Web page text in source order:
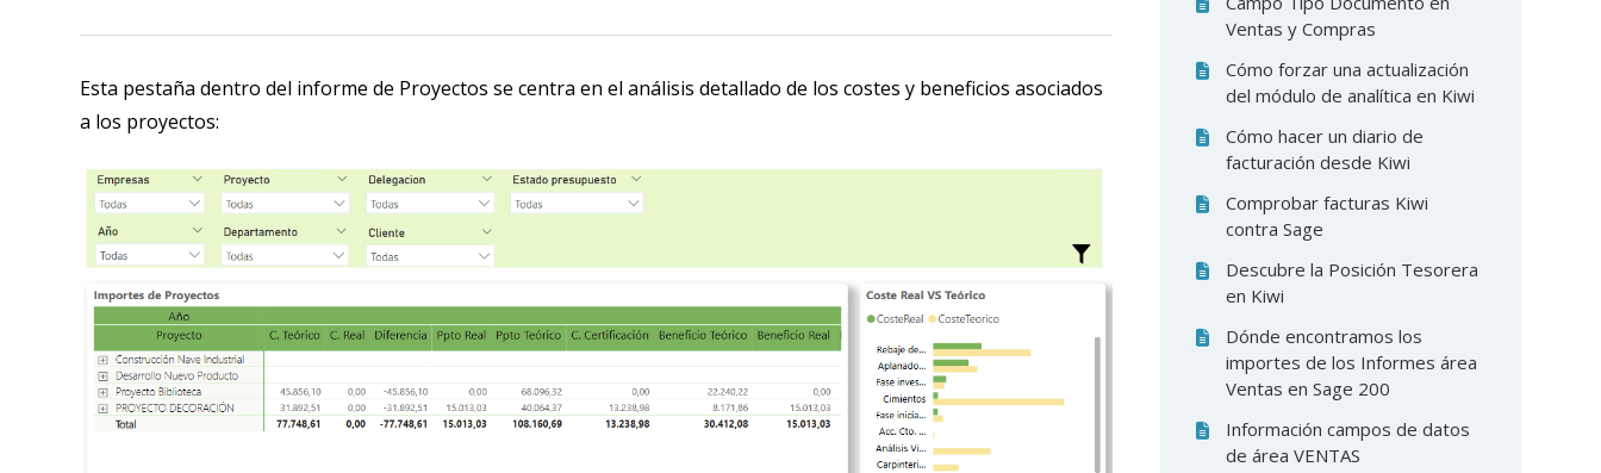
Ventas y Compras
Cómo forzar una actualización
del módulo de analítica en Kiwi
Cómo hacer un diario de
facturación desde Kiwi
Comprobar facturas Kiwi
contra Sage
Descubre la Posición Tesorera
en Kiwi
Dónde encontramos los
importes de los Informes área
Ventas en Sage 200
Información campos de datos
de área VENTAS
Esta pestaña dentro del informe de Proyectos se centra en el análisis detallado de los costes y beneficios asociados
a los proyectos: